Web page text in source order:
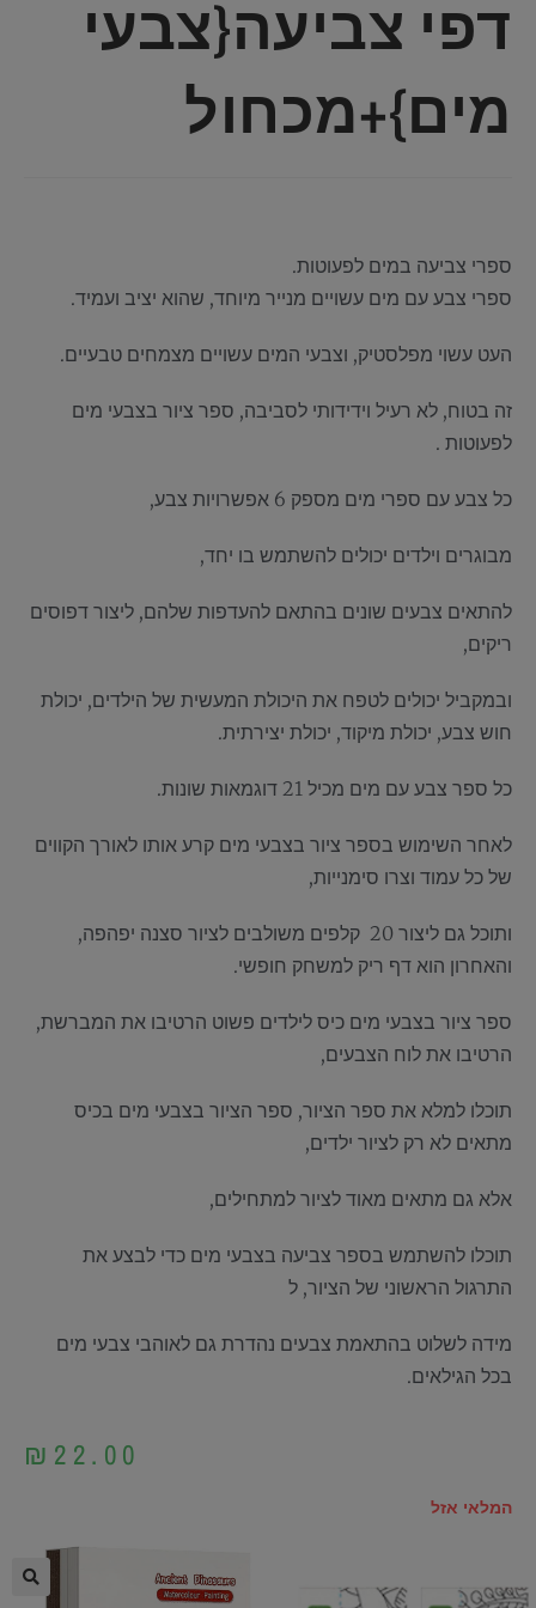
דפי צביעה{צבעי
מים}+מכחול
ספרי צביעה במים לפעוטות.
ספרי צבע עם מים עשויים מנייר מיוחד, שהוא יציב ועמיד.
העט עשוי מפלסטיק, וצבעי המים עשויים מצמחים טבעיים.
זה בטוח, לא רעיל וידידותי לסביבה, ספר ציור בצבעי מים
לפעוטות .
כל צבע עם ספרי מים מספק 6 אפשרויות צבע,
מבוגרים וילדים יכולים להשתמש בו יחד,
להתאים צבעים שונים בהתאם להעדפות שלהם, ליצור דפוסים
ריקים,
ובמקביל יכולים לטפח את היכולת המעשית של הילדים, יכולת
חוש צבע, יכולת מיקוד, יכולת יצירתית.
כל ספר צבע עם מים מכיל 21 דוגמאות שונות.
לאחר השימוש בספר ציור בצבעי מים קרע אותו לאורך הקווים
של כל עמוד וצרו סימנייות,
ותוכל גם ליצור 20 קלפים משולבים לציור סצנה יפהפה,
והאחרון הוא דף ריק למשחק חופשי.
ספר ציור בצבעי מים כיס לילדים פשוט הרטיבו את המברשת,
הרטיבו את לוח הצבעים,
תוכלו למלא את ספר הציור, ספר הציור בצבעי מים בכיס
מתאים לא רק לציור ילדים,
אלא גם מתאים מאוד לציור למתחילים,
תוכלו להשתמש בספר צביעה בצבעי מים כדי לבצע את
התרגול הראשוני של הציור, ל
מידה לשלוט בהתאמת צבעים נהדרת גם לאוהבי צבעי מים
בכל הגילאים.
₪ 22.00
המלאי אזל